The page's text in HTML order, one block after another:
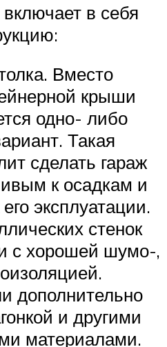
в себя
Вместо
крыши
одно- либо
Такая
сделать гараж
к осадкам и
эксплуатации.
стенок
с хорошей шумо-,
дополнительно
и другими
материалами.